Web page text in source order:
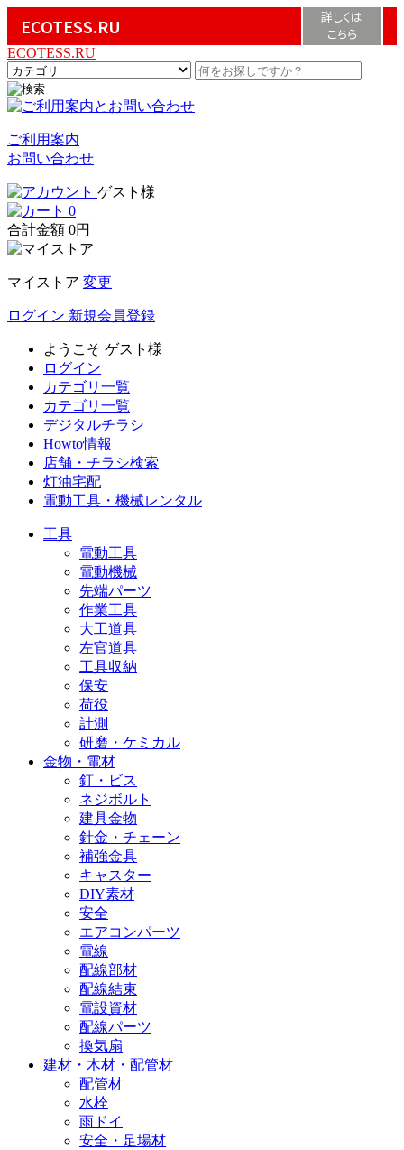
ECOTESS.RU
詳しくは
こちら
ECOTESS.RU
ご利用案内
お問い合わせ
ゲスト様
0
合計金額 0円
マイストア 変更
ログイン 新規会員登録
ようこそ ゲスト様
ログイン
カテゴリ一覧
カテゴリ一覧
デジタルチラシ
Howto情報
店舗・チラシ検索
灯油宅配
電動工具・機械レンタル
工具
電動工具
電動機械
先端パーツ
作業工具
大工道具
左官道具
工具収納
保安
荷役
計測
研磨・ケミカル
金物・電材
釘・ビス
ネジボルト
建具金物
針金・チェーン
補強金具
キャスター
DIY素材
安全
エアコンパーツ
電線
配線部材
配線結束
電設資材
配線パーツ
換気扇
建材・木材・配管材
配管材
水栓
雨ドイ
安全・足場材